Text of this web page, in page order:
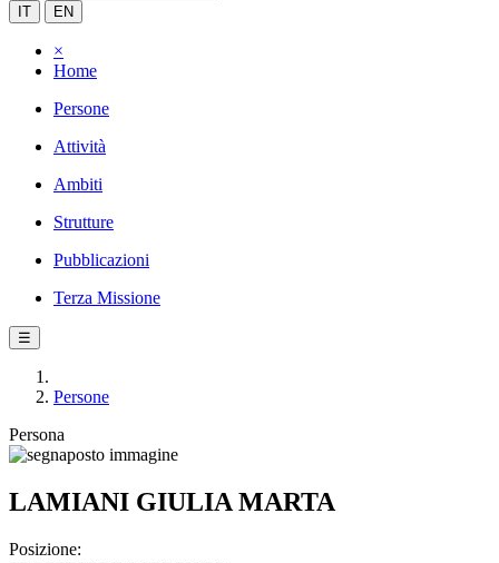
IT EN
×
Home
Persone
Attività
Ambiti
Strutture
Pubblicazioni
Terza Missione
☰
Persone
Persona
LAMIANI GIULIA MARTA
Posizione: